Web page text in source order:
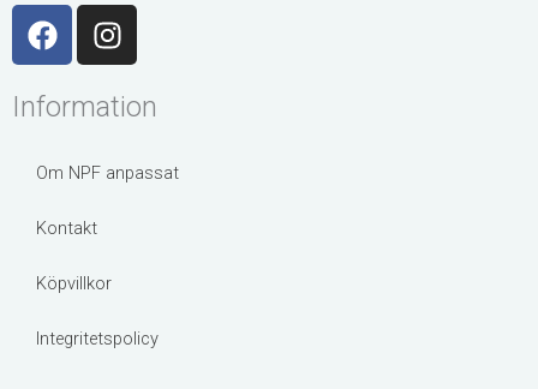
F
a
e
o
k
I
n
t
g
Information
Om NPF anpassat
Kontakt
Köpvillkor
Integritetspolicy